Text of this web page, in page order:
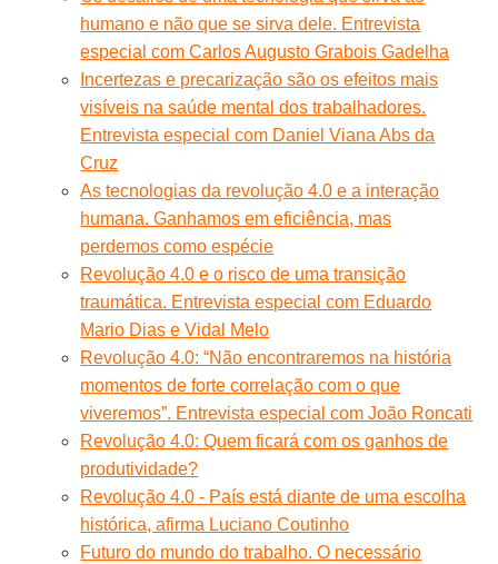
humano e não que se sirva dele. Entrevista
especial com Carlos Augusto Grabois Gadelha
Incertezas e precarização são os efeitos mais
visíveis na saúde mental dos trabalhadores.
Entrevista especial com Daniel Viana Abs da
Cruz
As tecnologias da revolução 4.0 e a interação
humana. Ganhamos em eficiência, mas
perdemos como espécie
Revolução 4.0 e o risco de uma transição
traumática. Entrevista especial com Eduardo
Mario Dias e Vidal Melo
Revolução 4.0: “Não encontraremos na história
momentos de forte correlação com o que
viveremos”. Entrevista especial com João Roncati
Revolução 4.0: Quem ficará com os ganhos de
produtividade?
Revolução 4.0 - País está diante de uma escolha
histórica, afirma Luciano Coutinho
Futuro do mundo do trabalho. O necessário